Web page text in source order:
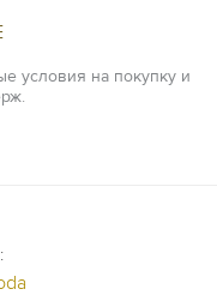
условия на покупку и